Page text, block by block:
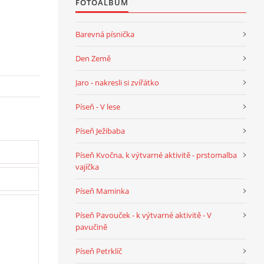
Barevná písnička
Den Země
Jaro - nakresli si zvířátko
Píseň - V lese
Píseň Ježibaba
Píseň Kvočna, k výtvarné aktivitě - prstomalba
vajíčka
Píseň Maminka
Píseň Pavouček - k výtvarné aktivitě - V
pavučině
Píseň Petrklíč